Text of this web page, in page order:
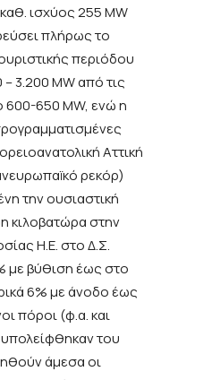
ισχύος 255 MW
πλήρως το
περιόδου
3.200 MW από τις
600-650 MW, ενώ η
Αττική
ρεκόρ)
την ουσιαστική
κιλοβατώρα στην
Η.Ε. στο Δ.Σ.
με βύθιση έως στο
6% με άνοδο έως
πόροι (φ.α. και
υπολείφθηκαν του
άμεσα οι